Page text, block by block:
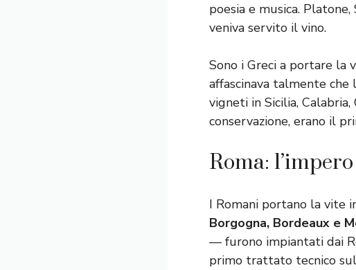
poesia e musica.
veniva servito il vino.
Sono i Greci a portare
affascinava talmente che
vigneti in Sicilia,
conservazione, erano il
Roma:
I Romani portano la vite
Borgogna, Bordeaux e
— furono impiantati dai
primo trattato tecnico